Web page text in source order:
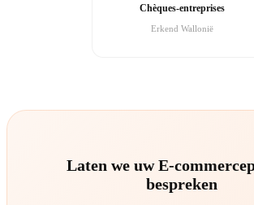
Chèques-entreprises
Erkend Wallonië
Laten we uw E-
bespreken